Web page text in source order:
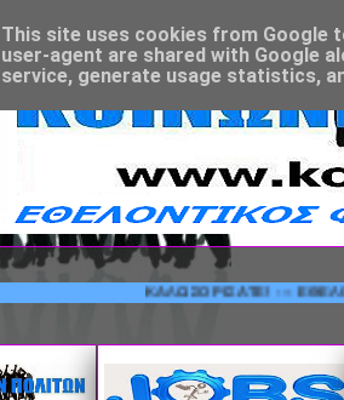
ΚΑΛΩΣΟΡΙΣΑΤΕ! ---
This site uses cookies from Google
user-agent are shared with Google
service, generate usage statistics,